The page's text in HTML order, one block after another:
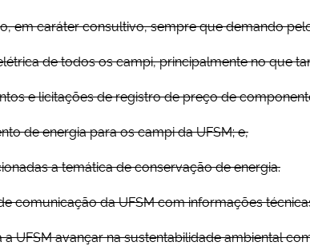
em caráter consultivo, sempre que demando
de todos os campi, principalmente no que
e licitações de registro de preço de
de energia para os campi da UFSM; e,
a temática de conservação de energia.
comunicação da UFSM com informações
UFSM avançar na sustentabilidade ambiental